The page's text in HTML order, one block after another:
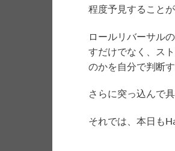
程度予見すること
ロールリバーサル
すだけでなく、ス
のかを自分で判断
さらに突っ込んで
それでは、本日も